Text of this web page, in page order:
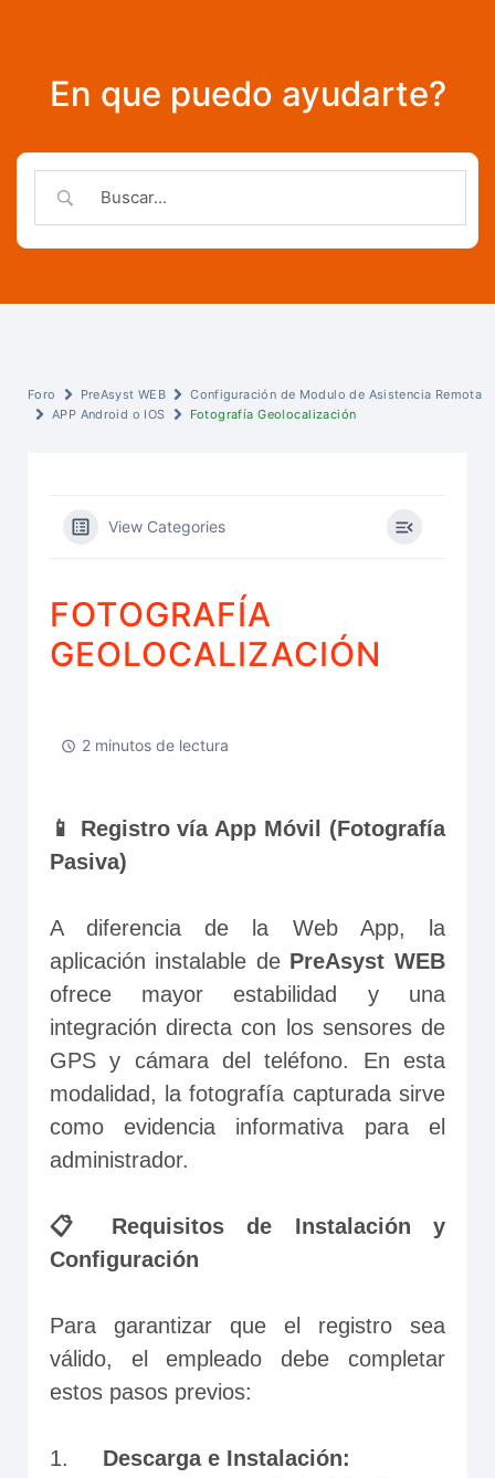
En que puedo ayudarte?
Foro PreAsyst WEB
Configuración de Modulo de Asistencia Remota
APP Android o IOS
Fotografía Geolocalización
View Categories
FOTOGRAFÍA
GEOLOCALIZACIÓN
2 minutos de lectura
📱 Registro vía App Móvil (Fotografía
Pasiva)
A diferencia de la Web App, la
aplicación instalable de
PreAsyst WEB
ofrece mayor estabilidad y una
integración directa con los sensores de
GPS y cámara del teléfono. En esta
modalidad, la fotografía capturada sirve
como evidencia informativa para el
administrador.
📋 Requisitos de Instalación y
Configuración
Para garantizar que el registro sea
válido, el empleado debe completar
estos pasos previos:
Descarga e Instalación: